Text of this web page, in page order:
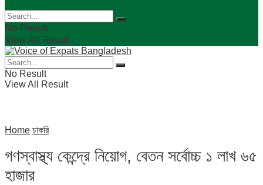
No Result
View All Result
No Result
View All Result
Home চাকরি
গণস্বাস্থ্য কেন্দ্রে নিয়োগ, বেতন সর্বোচ্চ ১ লাখ ৬৫
হাজার